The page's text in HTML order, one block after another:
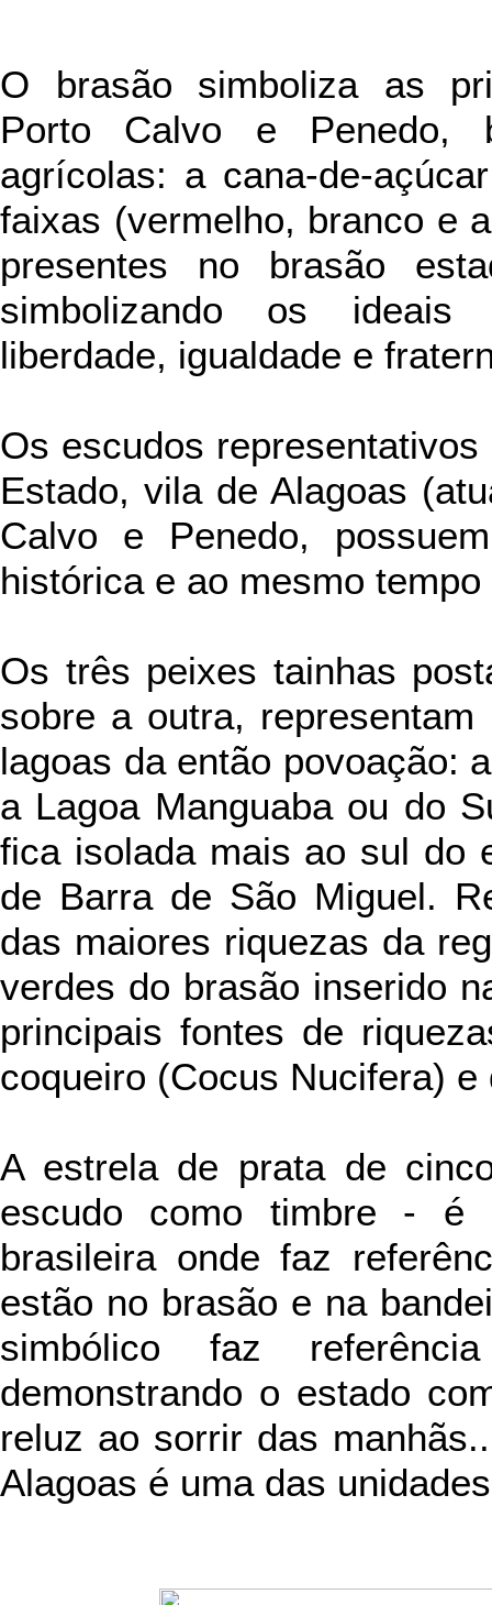
O brasão simboliza as
Porto Calvo e Penedo,
agrícolas: a cana-de-
faixas (vermelho, branco e
presentes no brasão
simbolizando os ideais
liberdade, igualdade e
Os escudos
Estado, vila de Alagoas
Calvo e Penedo,
histórica e ao mesmo
Os três peixes tainhas
sobre a outra,
lagoas da então povoação:
a Lagoa Manguaba ou do
fica isolada mais ao sul do
de Barra de São Miguel.
das maiores riquezas da
verdes do brasão inserido
principais fontes de
coqueiro (Cocus Nucifera)
A estrela de prata de
escudo como timbre - é
brasileira onde faz
estão no brasão e na
simbólico faz
demonstrando o estado
reluz ao sorrir das
Alagoas é uma das